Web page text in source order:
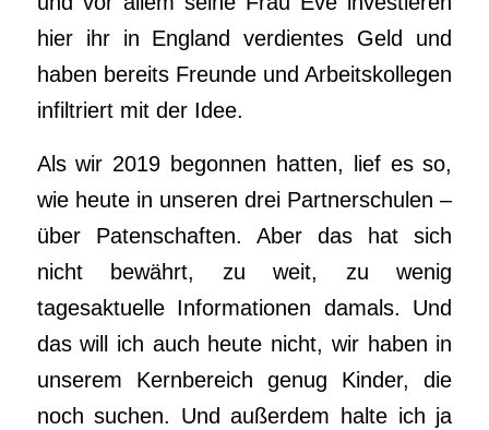
hier ihr in England verdientes Geld und
haben bereits Freunde und Arbeitskollegen
infiltriert mit der Idee.
Als wir 2019 begonnen hatten, lief es so,
wie heute in unseren drei Partnerschulen –
über Patenschaften. Aber das hat sich
nicht bewährt, zu weit, zu wenig
tagesaktuelle Informationen damals. Und
das will ich auch heute nicht, wir haben in
unserem Kernbereich genug Kinder, die
noch suchen. Und außerdem halte ich ja